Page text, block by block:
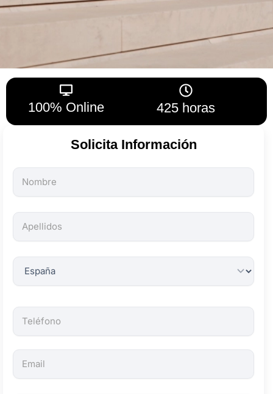
100% Online 425 horas
Solicita Información
Todos
los
son
obligatorios.